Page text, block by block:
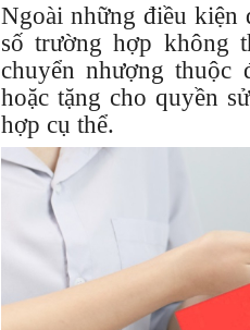
Ngoài những điều kiện
số trường hợp không
chuyển nhượng thuộc
hoặc tặng cho quyền
hợp cụ thể.